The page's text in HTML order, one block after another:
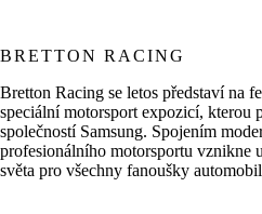
BRETTON RACING
Bretton Racing se letos představí na
speciální motorsport expozicí, kterou
společností Samsung. Spojením
profesionálního motorsportu vznikne
světa pro všechny fanoušky